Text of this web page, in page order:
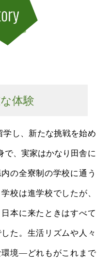
体験
し、新たな挑戦を始め
で、実家はかなり田舎に
の全寮制の学校に通う
校は進学校でしたが、
本に来たときはすべて
た。生活リズムや人々
境―どれもがこれまで